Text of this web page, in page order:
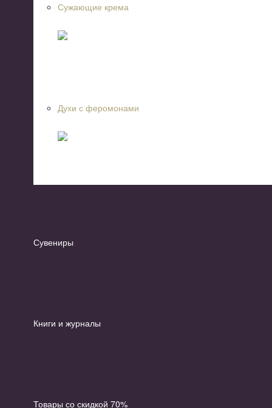
Сужающие крема
Духи с феромонами
Сувениры
Книги и журналы
Товары со скидкой 70%